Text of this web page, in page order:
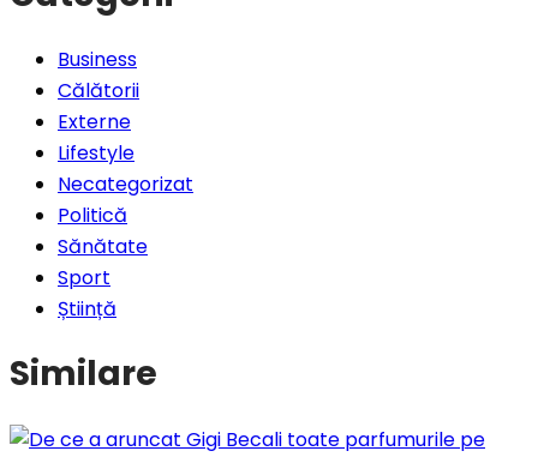
Business
Călătorii
Externe
Lifestyle
Necategorizat
Politică
Sănătate
Sport
Știință
Similare